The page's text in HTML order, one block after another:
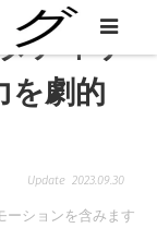
ディサ
を劇的
2023.09.30
ーションを含みます